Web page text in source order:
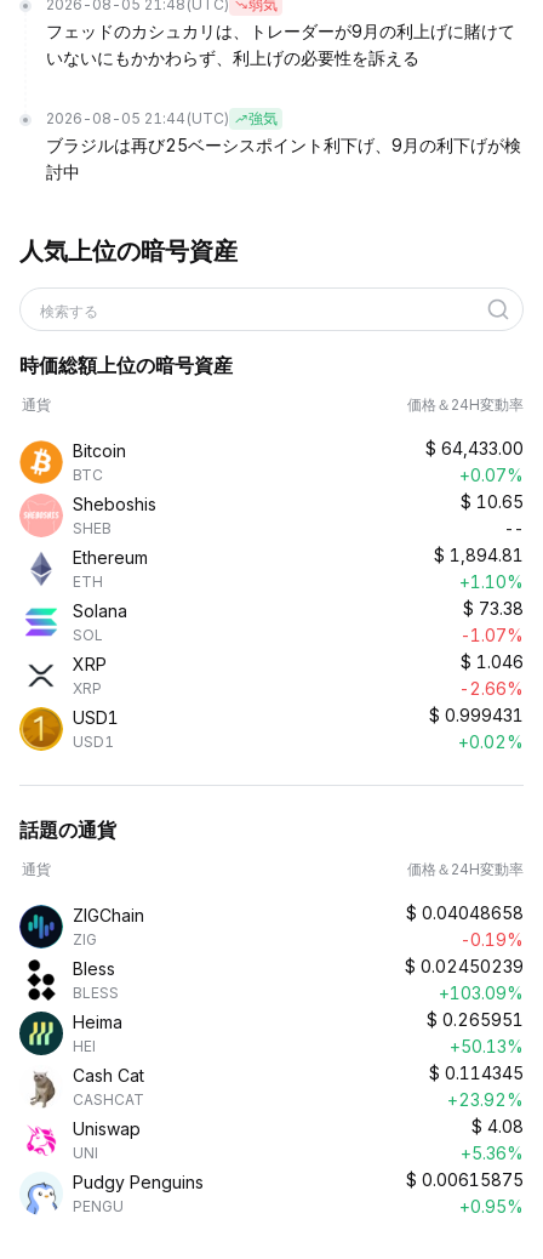
2026-08-05 21:48 (UTC) 弱気
フェッドのカシュカリは、トレーダーが9月の利上げに賭けて
いないにもかかわらず、利上げの必要性を訴える
2026-08-05 21:44 (UTC) 強気
ブラジルは再び25ベーシスポイント利下げ、9月の利下げが検
討中
人気上位の暗号資産
検索する
時価総額上位の暗号資産
通貨 価格＆24H変動率
Bitcoin
BTC
$ 64,433.00
+0.07%
Sheboshis
SHEB
$ 10.65
--
Ethereum
ETH
$ 1,894.81
+1.10%
Solana
SOL
$ 73.38
-1.07%
XRP
XRP
$ 1.046
-2.66%
USD1
USD1
$ 0.999431
+0.02%
話題の通貨
通貨 価格＆24H変動率
ZIGChain
ZIG
$ 0.04048658
-0.19%
Bless
BLESS
$ 0.02450239
+103.09%
Heima
HEI
$ 0.265951
+50.13%
Cash Cat
CASHCAT
$ 0.114345
+23.92%
Uniswap
UNI
$ 4.08
+5.36%
Pudgy Penguins
PENGU
$ 0.00615875
+0.95%